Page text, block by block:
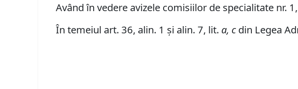
Având în vedere avizele comisiilor de specialitate nr.
În temeiul art. 36, alin. 1 şi alin. 7, lit. a, cdin Legea